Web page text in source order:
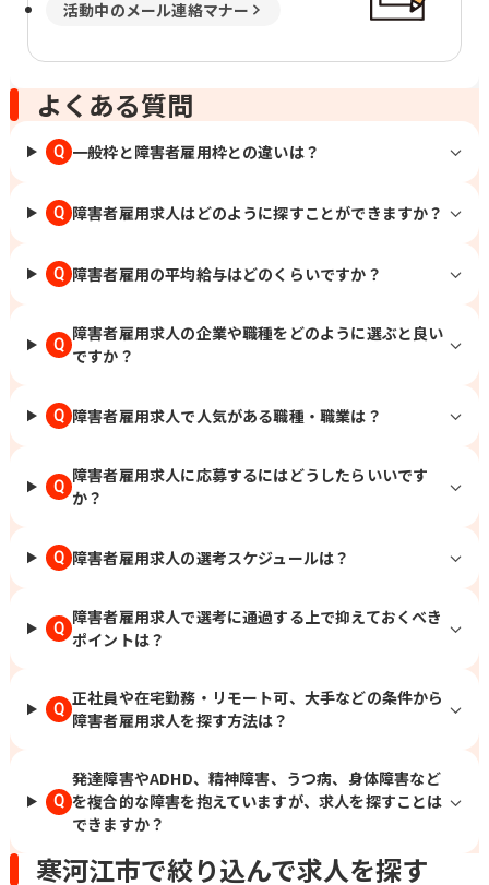
活動中のメール連絡マナー
よくある質問
Q 一般枠と障害者雇用枠との違いは？
Q 障害者雇用求人はどのように探すことができますか？
Q 障害者雇用の平均給与はどのくらいですか？
Q
障害者雇用求人の企業や職種をどのように選ぶと良い
ですか？
Q 障害者雇用求人で人気がある職種・職業は？
Q
障害者雇用求人に応募するにはどうしたらいいです
か？
Q 障害者雇用求人の選考スケジュールは？
Q
障害者雇用求人で選考に通過する上で抑えておくべき
ポイントは？
Q
正社員や在宅勤務・リモート可、大手などの条件から
障害者雇用求人を探す方法は？
Q
発達障害やADHD、精神障害、うつ病、身体障害など
を複合的な障害を抱えていますが、求人を探すことは
できますか？
寒河江市で絞り込んで求人を探す